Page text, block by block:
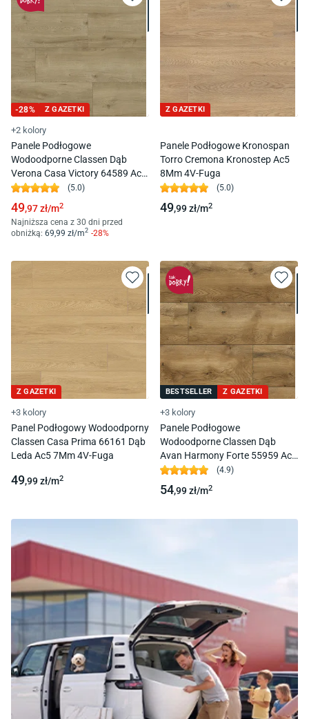
-28% Z GAZETKI
+2 kolory
Panele Podłogowe
Wodoodporne Classen Dąb
Verona Casa Victory 64589 Ac5
7Mm 4V-Fuga
(5.0)
49,97zł/m2
Najniższa cena z 30 dni przed
obniżką: 69,99 zł/m2 -28%
Z GAZETKI
Panele Podłogowe Kronospan
Torro Cremona Kronostep Ac5
8Mm 4V-Fuga
(5.0)
49,99zł/m2
Z GAZETKI
+3 kolory
Panel Podłogowy Wodoodporny
Classen Casa Prima 66161 Dąb
Leda Ac5 7Mm 4V-Fuga
49,99zł/m2
BESTSELLER Z GAZETKI
+3 kolory
Panele Podłogowe
Wodoodporne Classen Dąb
Avan Harmony Forte 55959 Ac5
8Mm 4V-Fuga
(4.9)
54,99zł/m2